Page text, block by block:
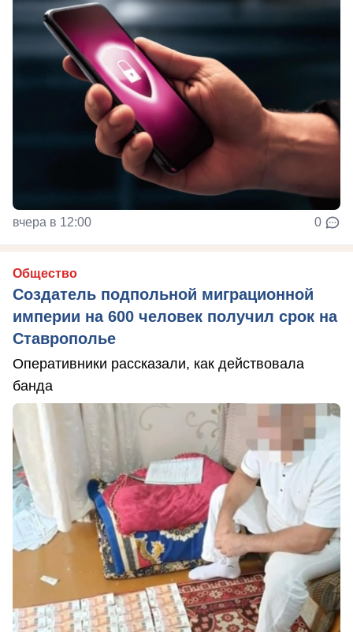
вчера в 12:00 0
Общество
Создатель подпольной миграционной
империи на 600 человек получил срок на
Ставрополье
Оперативники рассказали, как действовала
банда